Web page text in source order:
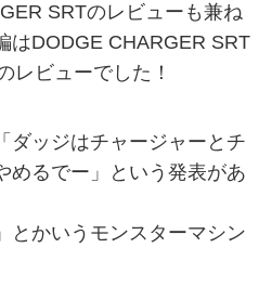
SRTのレビューも兼ね
はDODGE CHARGER SRT
レビューでした！
ダッジはチャージャーとチ
めるでー」という発表があ
とかいうモンスターマシン